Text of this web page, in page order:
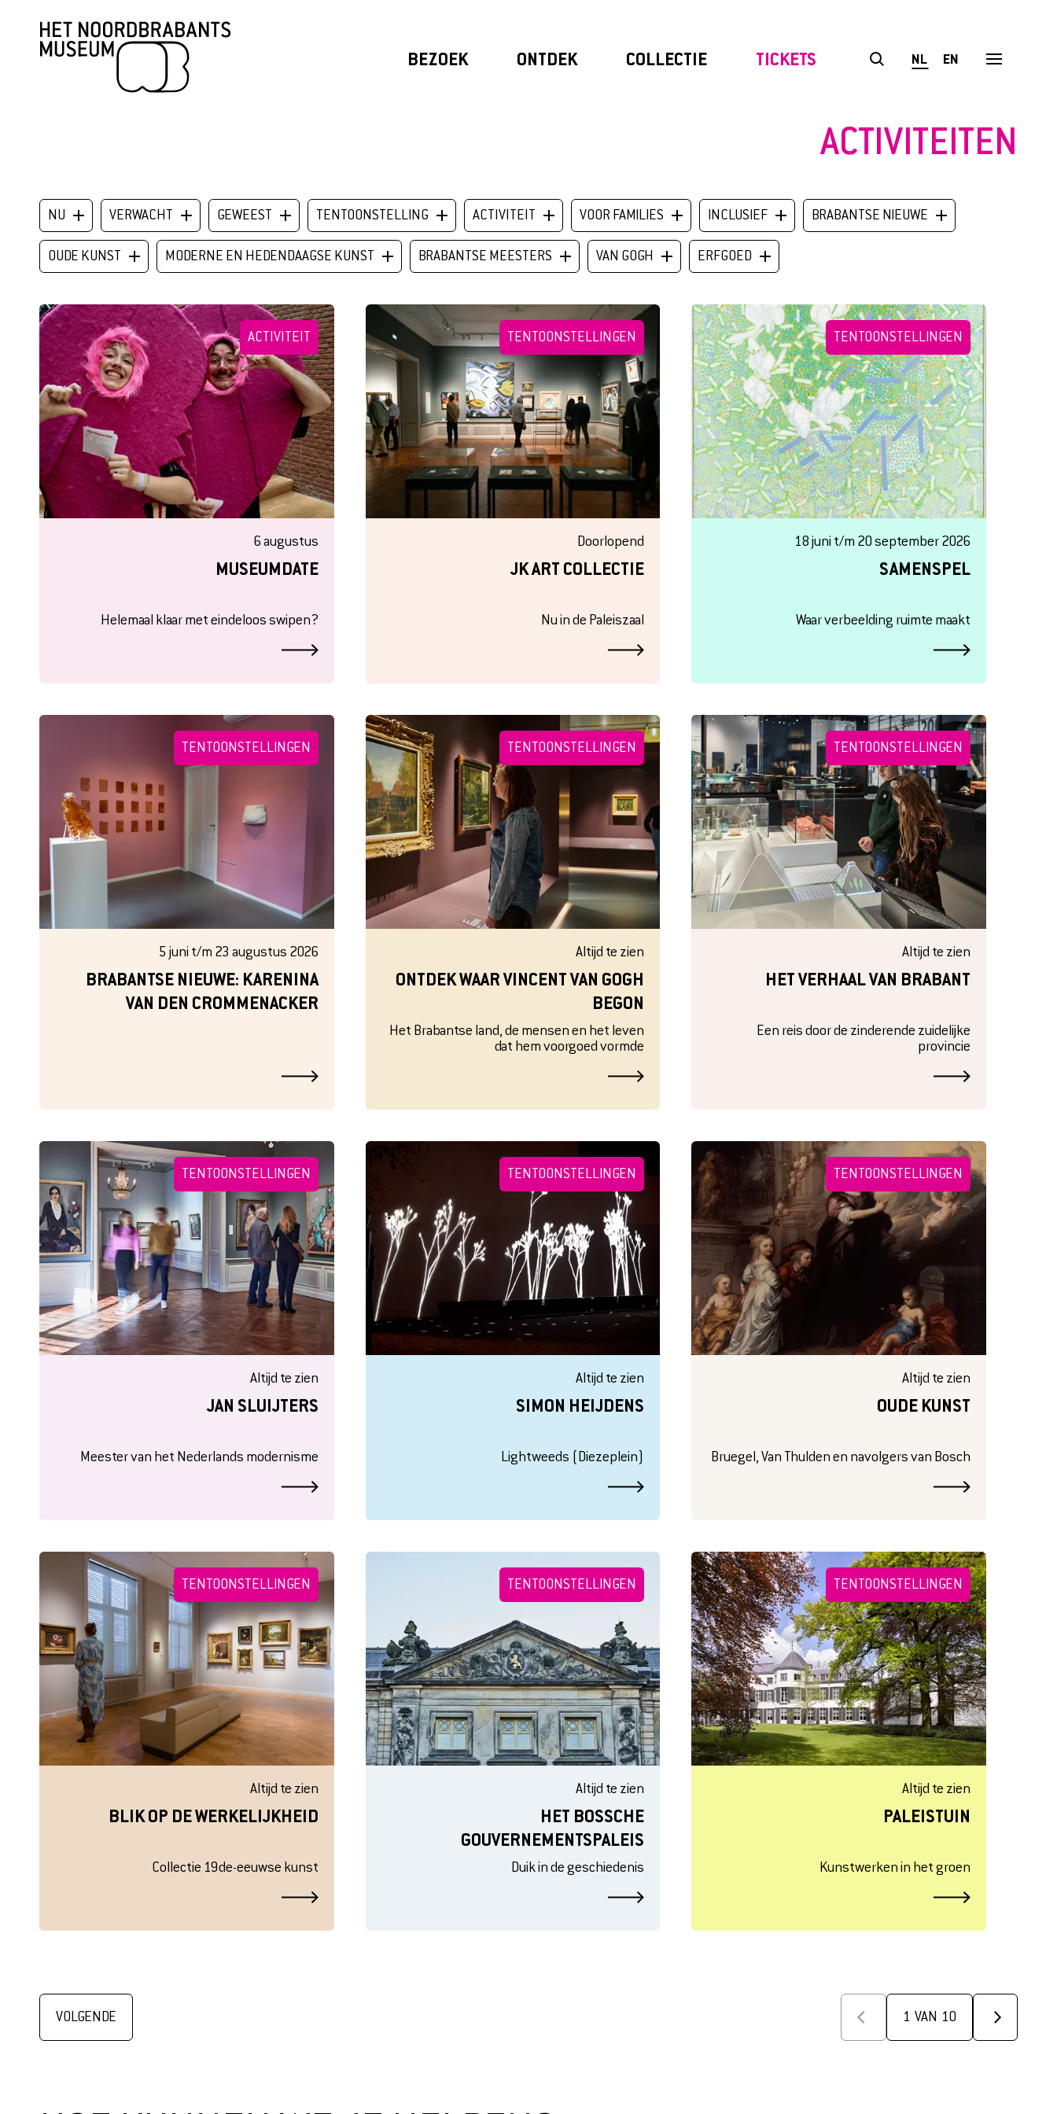
BEZOEK ONTDEK COLLECTIE TICKETS NL EN
TENTOONSTELLINGEN
PLAN JE BEZOEK
ONDERWIJS
TOEGANKELIJKHEID
MAGAZINE
VIDEOS
ONZE FAVORIETEN
COLLECTIE
HET MUSEUM
CONTACT EN ROUTE
VERHUUR
TICKETS
ACTIVITEITEN
NU VERWACHT GEWEEST TENTOONSTELLING ACTIVITEIT VOOR FAMILIES INCLUSIEF BRABANTSE NIEUWE
OUDE KUNST MODERNE EN HEDENDAAGSE KUNST BRABANTSE MEESTERS VAN GOGH ERFGOED
ACTIVITEIT
6 augustus
MUSEUMDATE
Helemaal klaar met eindeloos swipen?
TENTOONSTELLINGEN
Doorlopend
JK ART COLLECTIE
Nu in de Paleiszaal
TENTOONSTELLINGEN
18 juni t/m 20 september 2026
SAMENSPEL
Waar verbeelding ruimte maakt
TENTOONSTELLINGEN
5 juni t/m 23 augustus 2026
BRABANTSE NIEUWE: KARENINA
VAN DEN CROMMENACKER
TENTOONSTELLINGEN
Altijd te zien
ONTDEK WAAR VINCENT VAN GOGH
BEGON
Het Brabantse land, de mensen en het leven
dat hem voorgoed vormde
TENTOONSTELLINGEN
Altijd te zien
HET VERHAAL VAN BRABANT
Een reis door de zinderende zuidelijke
provincie
TENTOONSTELLINGEN
Altijd te zien
JAN SLUIJTERS
Meester van het Nederlands modernisme
TENTOONSTELLINGEN
Altijd te zien
SIMON HEIJDENS
Lightweeds (Diezeplein)
TENTOONSTELLINGEN
Altijd te zien
OUDE KUNST
Bruegel, Van Thulden en navolgers van Bosch
TENTOONSTELLINGEN
Altijd te zien
BLIK OP DE WERKELIJKHEID
Collectie 19de-eeuwse kunst
TENTOONSTELLINGEN
Altijd te zien
HET BOSSCHE
GOUVERNEMENTSPALEIS
Duik in de geschiedenis
TENTOONSTELLINGEN
Altijd te zien
PALEISTUIN
Kunstwerken in het groen
VOLGENDE 1 VAN 10